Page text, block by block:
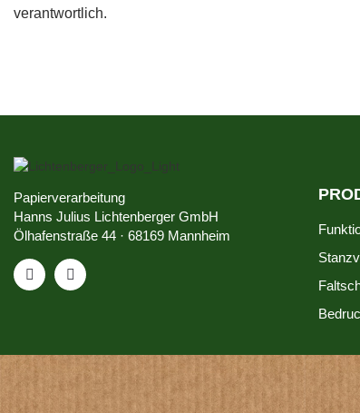
verantwortlich.
Papierverarbeitung
Hanns Julius Lichtenberger GmbH
Ölhafenstraße 44 · 68169 Mannheim